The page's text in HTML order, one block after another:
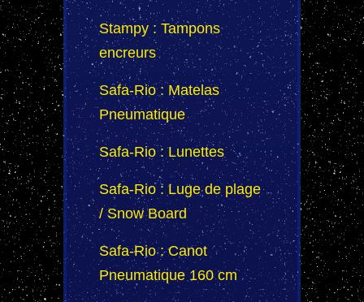
Stampy : Tampons
encreurs
Safa-Rio : Matelas
Pneumatique
Safa-Rio : Lunettes
Safa-Rio : Luge de plage
/ Snow Board
Safa-Rio : Canot
Pneumatique 160 cm